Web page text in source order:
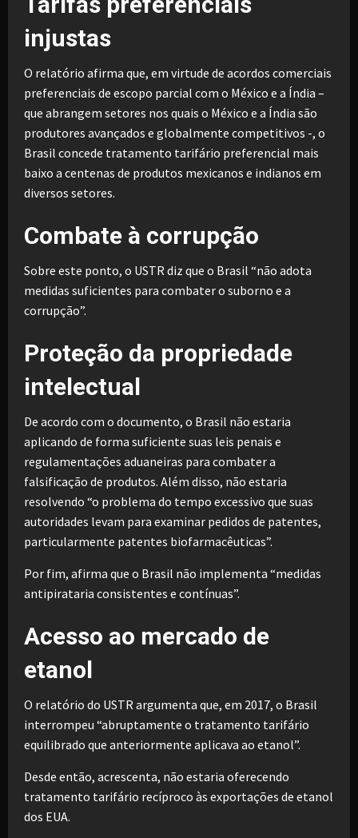
injustas
O relatório afirma que, em virtude de acordos comerciais
preferenciais de escopo parcial com o México e a Índia –
que abrangem setores nos quais o México e a Índia são
produtores avançados e globalmente competitivos -, o
Brasil concede tratamento tarifário preferencial mais
baixo a centenas de produtos mexicanos e indianos em
diversos setores.
Combate à corrupção
Sobre este ponto, o USTR diz que o Brasil “não adota
medidas suficientes para combater o suborno e a
corrupção”.
Proteção da propriedade
intelectual
De acordo com o documento, o Brasil não estaria
aplicando de forma suficiente suas leis penais e
regulamentações aduaneiras para combater a
falsificação de produtos. Além disso, não estaria
resolvendo “o problema do tempo excessivo que suas
autoridades levam para examinar pedidos de patentes,
particularmente patentes biofarmacêuticas”.
Por fim, afirma que o Brasil não implementa “medidas
antipirataria consistentes e contínuas”.
Acesso ao mercado de
etanol
O relatório do USTR argumenta que, em 2017, o Brasil
interrompeu “abruptamente o tratamento tarifário
equilibrado que anteriormente aplicava ao etanol”.
Desde então, acrescenta, não estaria oferecendo
tratamento tarifário recíproco às exportações de etanol
dos EUA.